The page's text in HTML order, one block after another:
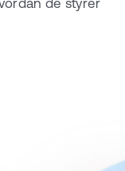
de styrer